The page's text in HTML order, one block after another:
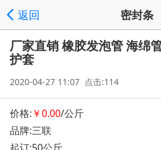
返回 密封条
厂家直销 橡胶发泡管 海绵
护套
2020-04-27 11:07 点击:114
价格: ￥0.00/公斤
品牌:三联